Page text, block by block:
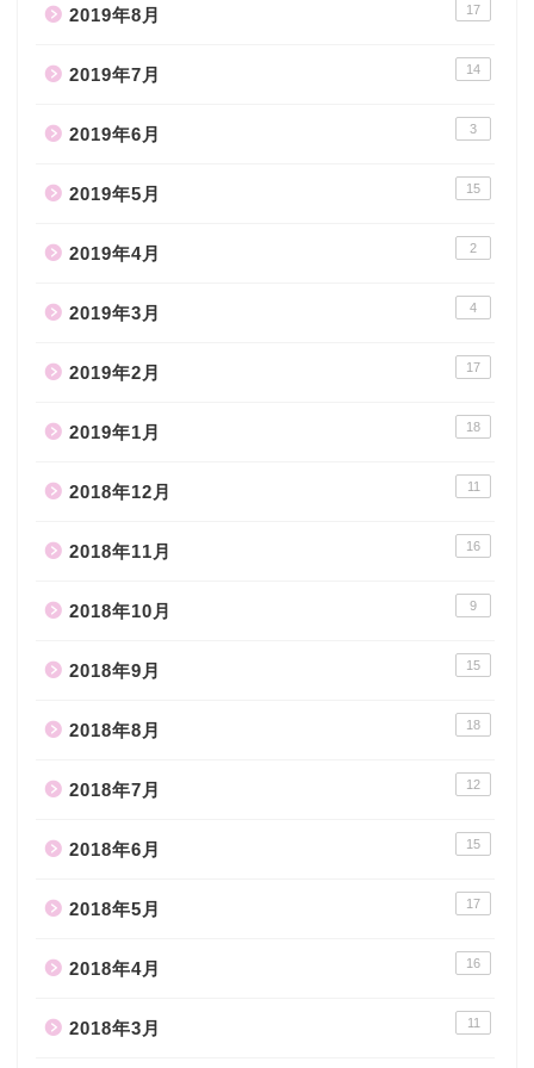
2019年8月 17
2019年7月 14
2019年6月 3
2019年5月 15
2019年4月 2
2019年3月 4
2019年2月 17
2019年1月 18
2018年12月 11
2018年11月 16
2018年10月 9
2018年9月 15
2018年8月 18
2018年7月 12
2018年6月 15
2018年5月 17
2018年4月 16
2018年3月 11